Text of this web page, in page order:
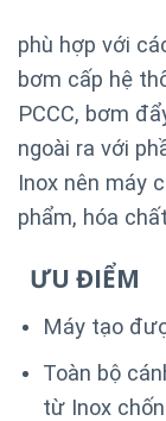
phù hợp với
bơm cấp hệ
PCCC, bơm
ngoài ra với
Inox nên máy
phẩm, hóa
ƯU ĐIỂM
Máy tạo
Toàn bộ
từ Inox